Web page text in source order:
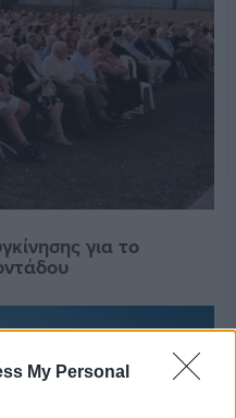
My Personal
για το